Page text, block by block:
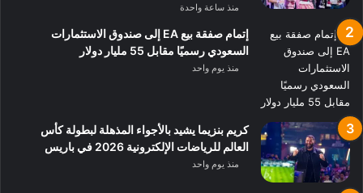
منذ ساعة واحدة
إتمام صفقة بيع EA إلى صندوق الاستثمارات
السعودي رسميًا مقابل 55 مليار دولار
منذ يوم واحد
كريم بنزيما يشيد بالأجواء المذهلة لبطولة كأس
العالم للرياضات الإلكترونية 2026 في باريس
منذ يوم واحد